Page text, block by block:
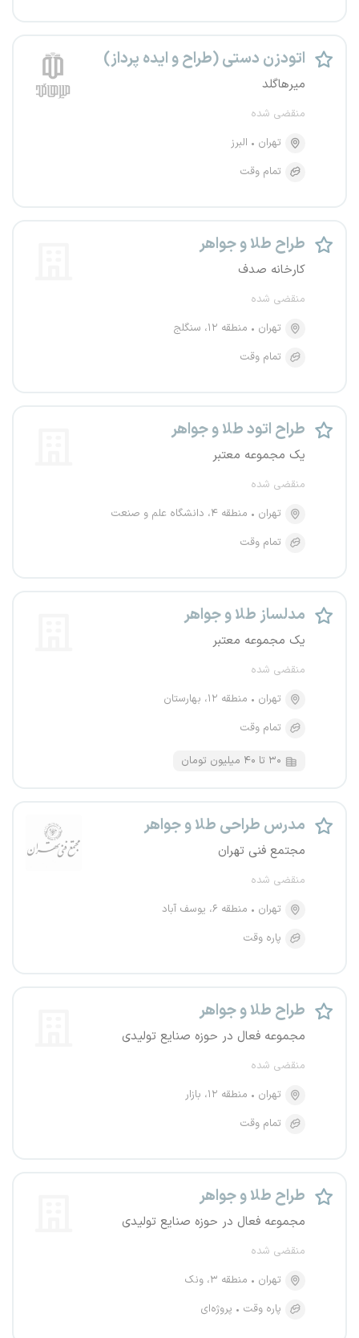
اتودزن دستی (طراح و ایده پرداز)
میرهاگلد
منقضی شده
تهران
البرز
تمام وقت
طراح طلا و جواهر
کارخانه صدف
منقضی شده
تهران
منطقه ۱۲، سنگلج
تمام وقت
طراح اتود طلا و جواهر
یک مجموعه معتبر
منقضی شده
تهران
منطقه ۴، دانشگاه علم و صنعت
تمام وقت
مدلساز طلا و جواهر
یک مجموعه معتبر
منقضی شده
تهران
منطقه ۱۲، بهارستان
تمام وقت
۳۰ تا ۴۰ میلیون تومان
مدرس طراحی طلا و جواهر
مجتمع فنی تهران
منقضی شده
تهران
منطقه ۶، یوسف آباد
پاره وقت
طراح طلا و جواهر
مجموعه فعال در حوزه صنایع تولیدی
منقضی شده
تهران
منطقه ۱۲، بازار
تمام وقت
طراح طلا و جواهر
مجموعه فعال در حوزه صنایع تولیدی
منقضی شده
تهران
منطقه ۳، ونک
پاره وقت
پروژه‌ای